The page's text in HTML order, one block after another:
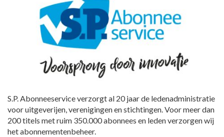
S.P. Abonneeservice verzorgt al 20 jaar de ledenadministratie
voor uitgeverijen, verenigingen en stichtingen. Voor meer dan
200 titels met ruim 350.000 abonnees en leden verzorgen wij
het abonnementenbeheer.